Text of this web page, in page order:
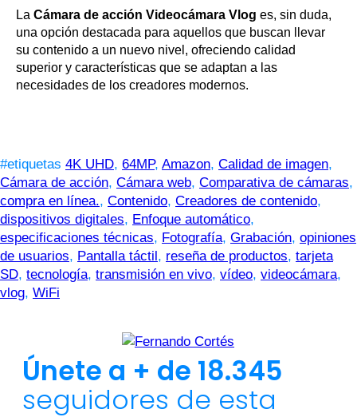
La Cámara de acción Videocámara Vlog es, sin duda,
una opción destacada para aquellos que buscan llevar
su contenido a un nuevo nivel, ofreciendo calidad
superior y características que se adaptan a las
necesidades de los creadores modernos.
#etiquetas 4K UHD, 64MP, Amazon, Calidad de imagen,
Cámara de acción, Cámara web, Comparativa de cámaras,
compra en línea., Contenido, Creadores de contenido,
dispositivos digitales, Enfoque automático,
especificaciones técnicas, Fotografía, Grabación, opiniones
de usuarios, Pantalla táctil , reseña de productos, tarjeta
SD, tecnología, transmisión en vivo, vídeo, videocámara,
vlog, WiFi
Únete a + de 18.345
seguidores de esta